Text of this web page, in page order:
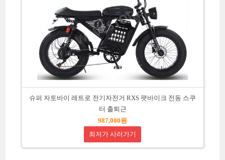
슈퍼 자토바이 레트로 전기자전거 RXS 팻바이크 전동 스쿠
터 출퇴근
987,000원
최저가 사러가기